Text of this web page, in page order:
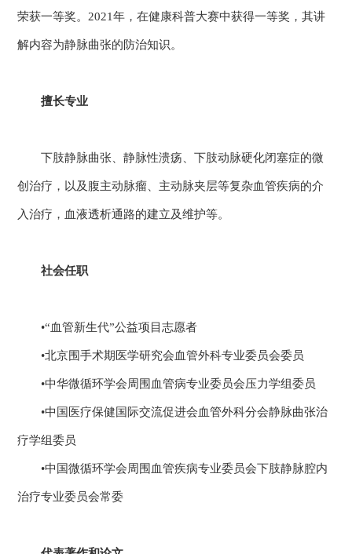
荣获一等奖。2021年，在健康科普大赛中获得一等奖，其讲
解内容为静脉曲张的防治知识。
擅长专业
下肢静脉曲张、静脉性溃疡、下肢动脉硬化闭塞症的微
创治疗，以及腹主动脉瘤、主动脉夹层等复杂血管疾病的介
入治疗，血液透析通路的建立及维护等。
社会任职
•“血管新生代”公益项目志愿者
•北京围手术期医学研究会血管外科专业委员会委员
•中华微循环学会周围血管病专业委员会压力学组委员
•中国医疗保健国际交流促进会血管外科分会静脉曲张治
疗学组委员
•中国微循环学会周围血管疾病专业委员会下肢静脉腔内
治疗专业委员会常委